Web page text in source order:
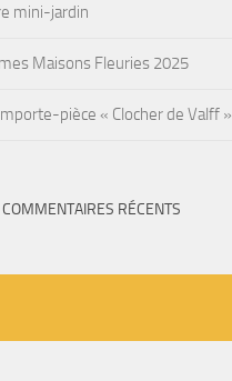
mini-jardin
Maisons Fleuries 2025
pièce « Clocher de Valff »
COMMENTAIRES RÉCENTS